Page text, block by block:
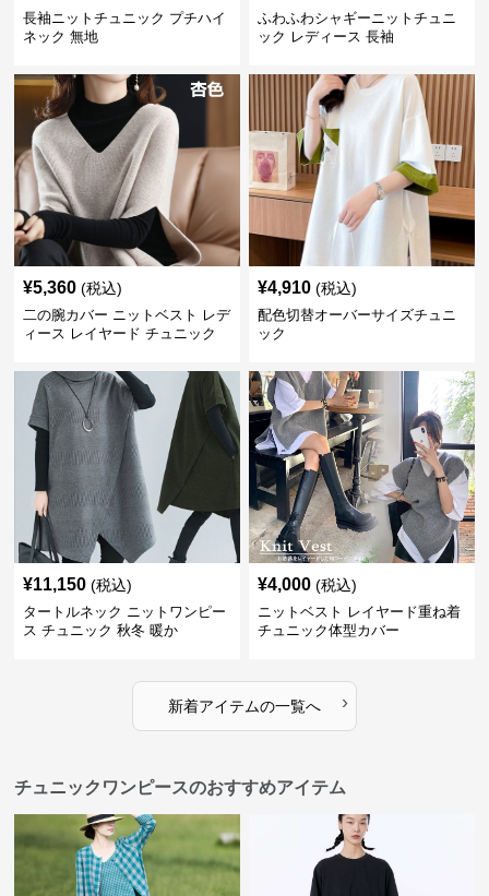
長袖ニットチュニック プチハイ
ネック 無地
ふわふわシャギーニットチュニ
ック レディース 長袖
¥5,360 (税込)
二の腕カバー ニットベスト レデ
ィース レイヤード チュニック
¥4,910 (税込)
配色切替オーバーサイズチュニ
ック
¥11,150 (税込)
タートルネック ニットワンピー
ス チュニック 秋冬 暖か
¥4,000 (税込)
ニットベスト レイヤード重ね着
チュニック体型カバー
新着アイテムの一覧へ ›
チュニックワンピースのおすすめアイテム